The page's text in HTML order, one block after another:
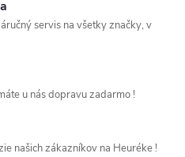
servis na všetky značky, v
u nás dopravu zadarmo !
našich zákazníkov na Heuréke !